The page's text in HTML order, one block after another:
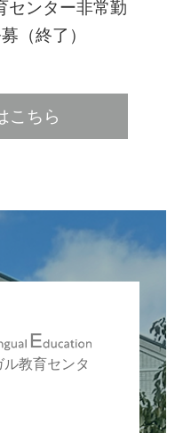
センター非常勤
（終了）
こちら
教育センタ